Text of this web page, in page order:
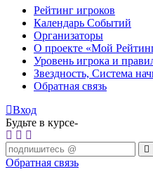
Рейтинг игроков
Календарь Событий
Организаторы
О проекте «Мой
Уровень игрока и
Звездность, Система
Обратная связь
Вход
Будьте в курсе-
Обратная связь